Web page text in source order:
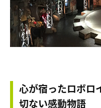
心が宿ったロボロ
切ない感動物語